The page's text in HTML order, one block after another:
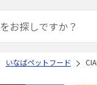
いなばペットフード